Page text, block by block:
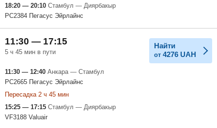
18:20 — 20:10 Стамбул — Диярбакыр
PC2384 Пегасус Эйрлайнс
11:30 — 17:15
5 ч 45 мин в пути
Найти
от 4276 UAH
11:30 — 12:40 Анкара — Стамбул
PC2665 Пегасус Эйрлайнс
Пересадка 2 ч 45 мин
15:25 — 17:15 Стамбул — Диярбакыр
VF3188 Valuair